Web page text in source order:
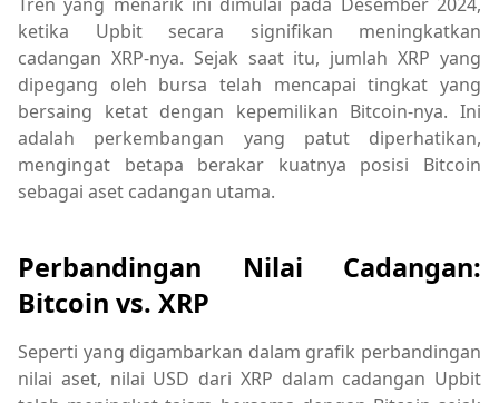
ketika Upbit secara signifikan meningkatkan
cadangan XRP-nya. Sejak saat itu, jumlah XRP yang
dipegang oleh bursa telah mencapai tingkat yang
bersaing ketat dengan kepemilikan Bitcoin-nya. Ini
adalah perkembangan yang patut diperhatikan,
mengingat betapa berakar kuatnya posisi Bitcoin
sebagai aset cadangan utama.
Perbandingan Nilai Cadangan:
Bitcoin vs. XRP
Seperti yang digambarkan dalam grafik perbandingan
nilai aset, nilai USD dari XRP dalam cadangan Upbit